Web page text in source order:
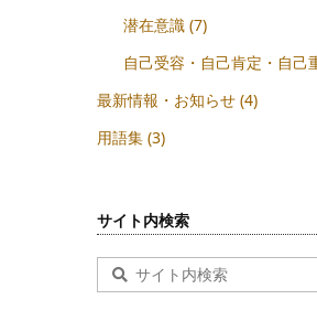
潜在意識(7)
自己受容・自己肯定・自己
最新情報・お知らせ (4)
用語集 (3)
サイト内検索